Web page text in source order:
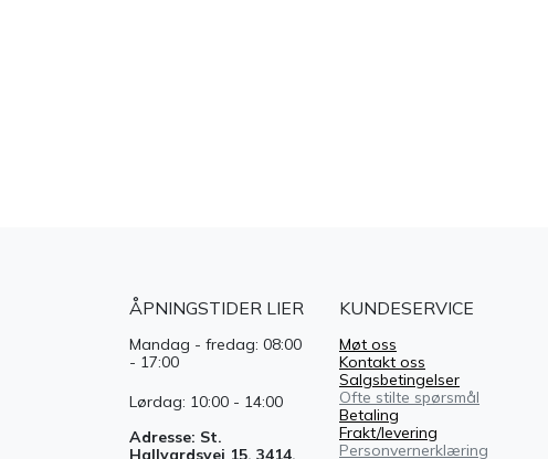
ÅPNINGSTIDER LIER
Mandag - fredag: 08:00
- 17:00
Lørdag: 10:00 - 14:00
Adresse: St.
Hallvardsvei 15, 3414,
KUNDESERVICE
Møt oss
Kontakt oss
Salgsbetingelser
Ofte stilte spørsmål
Betaling
Frakt/levering
Personvernerklæring